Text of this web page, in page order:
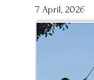
7 April, 2026